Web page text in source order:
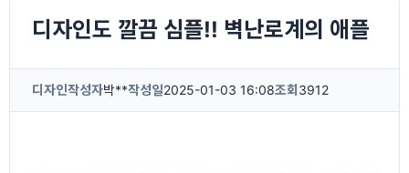
디자인도 깔끔 심플!! 벽난로계의 애플
디자인작성자박**작성일2025-01-03 16:08조회 3912